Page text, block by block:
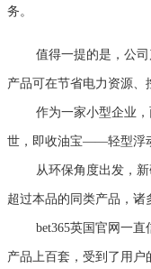
务。
值得一提的是，公司产
产品可在节省电力资源、
作为一家小型企业，面
世，即收油宝——轻型浮
从环保角度出发，新研
超过本品的同类产品，诸
bet365英国官网一直信
产品上百套，受到了用户